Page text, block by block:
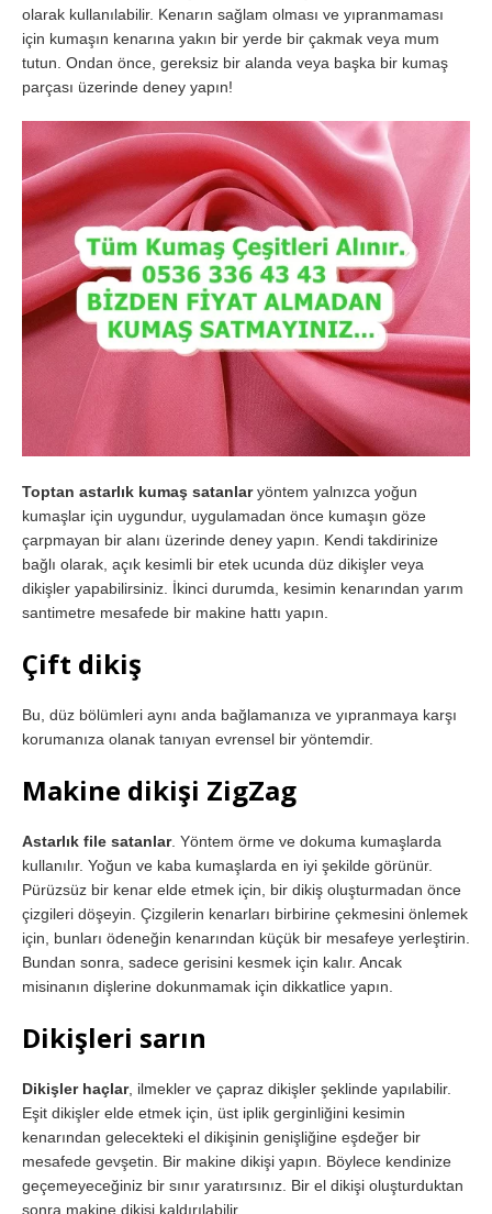
olarak kullanılabilir. Kenarın sağlam olması ve yıpranmaması
için kumaşın kenarına yakın bir yerde bir çakmak veya mum
tutun. Ondan önce, gereksiz bir alanda veya başka bir kumaş
parçası üzerinde deney yapın!
Toptan astarlık kumaş satanlaryöntem yalnızca yoğun
kumaşlar için uygundur, uygulamadan önce kumaşın göze
çarpmayan bir alanı üzerinde deney yapın. Kendi takdirinize
bağlı olarak, açık kesimli bir etek ucunda düz dikişler veya
dikişler yapabilirsiniz. İkinci durumda, kesimin kenarından yarım
santimetre mesafede bir makine hattı yapın.
Çift dikiş
Bu, düz bölümleri aynı anda bağlamanıza ve yıpranmaya karşı
korumanıza olanak tanıyan evrensel bir yöntemdir.
Makine dikişi ZigZag
Astarlık file satanlar. Yöntem örme ve dokuma kumaşlarda
kullanılır. Yoğun ve kaba kumaşlarda en iyi şekilde görünür.
Pürüzsüz bir kenar elde etmek için, bir dikiş oluşturmadan önce
çizgileri döşeyin. Çizgilerin kenarları birbirine çekmesini önlemek
için, bunları ödeneğin kenarından küçük bir mesafeye yerleştirin.
Bundan sonra, sadece gerisini kesmek için kalır. Ancak
misinanın dişlerine dokunmamak için dikkatlice yapın.
Dikişleri sarın
Dikişler haçlar, ilmekler ve çapraz dikişler şeklinde yapılabilir.
Eşit dikişler elde etmek için, üst iplik gerginliğini kesimin
kenarından gelecekteki el dikişinin genişliğine eşdeğer bir
mesafede gevşetin. Bir makine dikişi yapın. Böylece kendinize
geçemeyeceğiniz bir sınır yaratırsınız. Bir el dikişi oluşturduktan
sonra makine dikişi kaldırılabilir.